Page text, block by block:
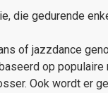
die gedurende
of jazzdance
op
Ook wordt er